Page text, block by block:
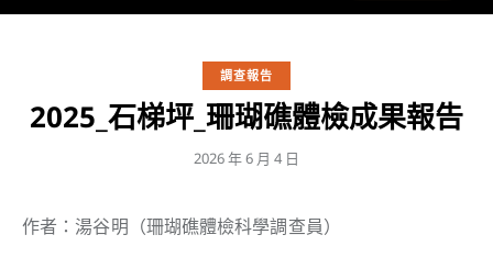
調查報告
2025_石梯坪_珊瑚礁體檢成果報告
2026 年 6 月 4 日
作者：湯谷明（珊瑚礁體檢科學調查員）